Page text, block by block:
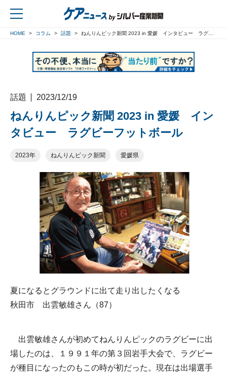
HOME コラム 話題 ねんりんピック新聞 2023 in 愛媛 インタビュー ラグビーフットボール
話題 2023/12/19
ねんりんピック新聞 2023 in 愛媛 イン
タビュー ラグビーフットボール
2023年 ねんりんピック新聞 愛媛県
夏になるとグラウンドに出て走り出したくなる
秋田市 出雲敏雄さん（87）
出雲敏雄さんが初めてねんりんピックのラグビーに出
場したのは、１９９１年の第３回岩手大会で、ラグビー
が種目になったのもこの時が初だった。現在は出場選手